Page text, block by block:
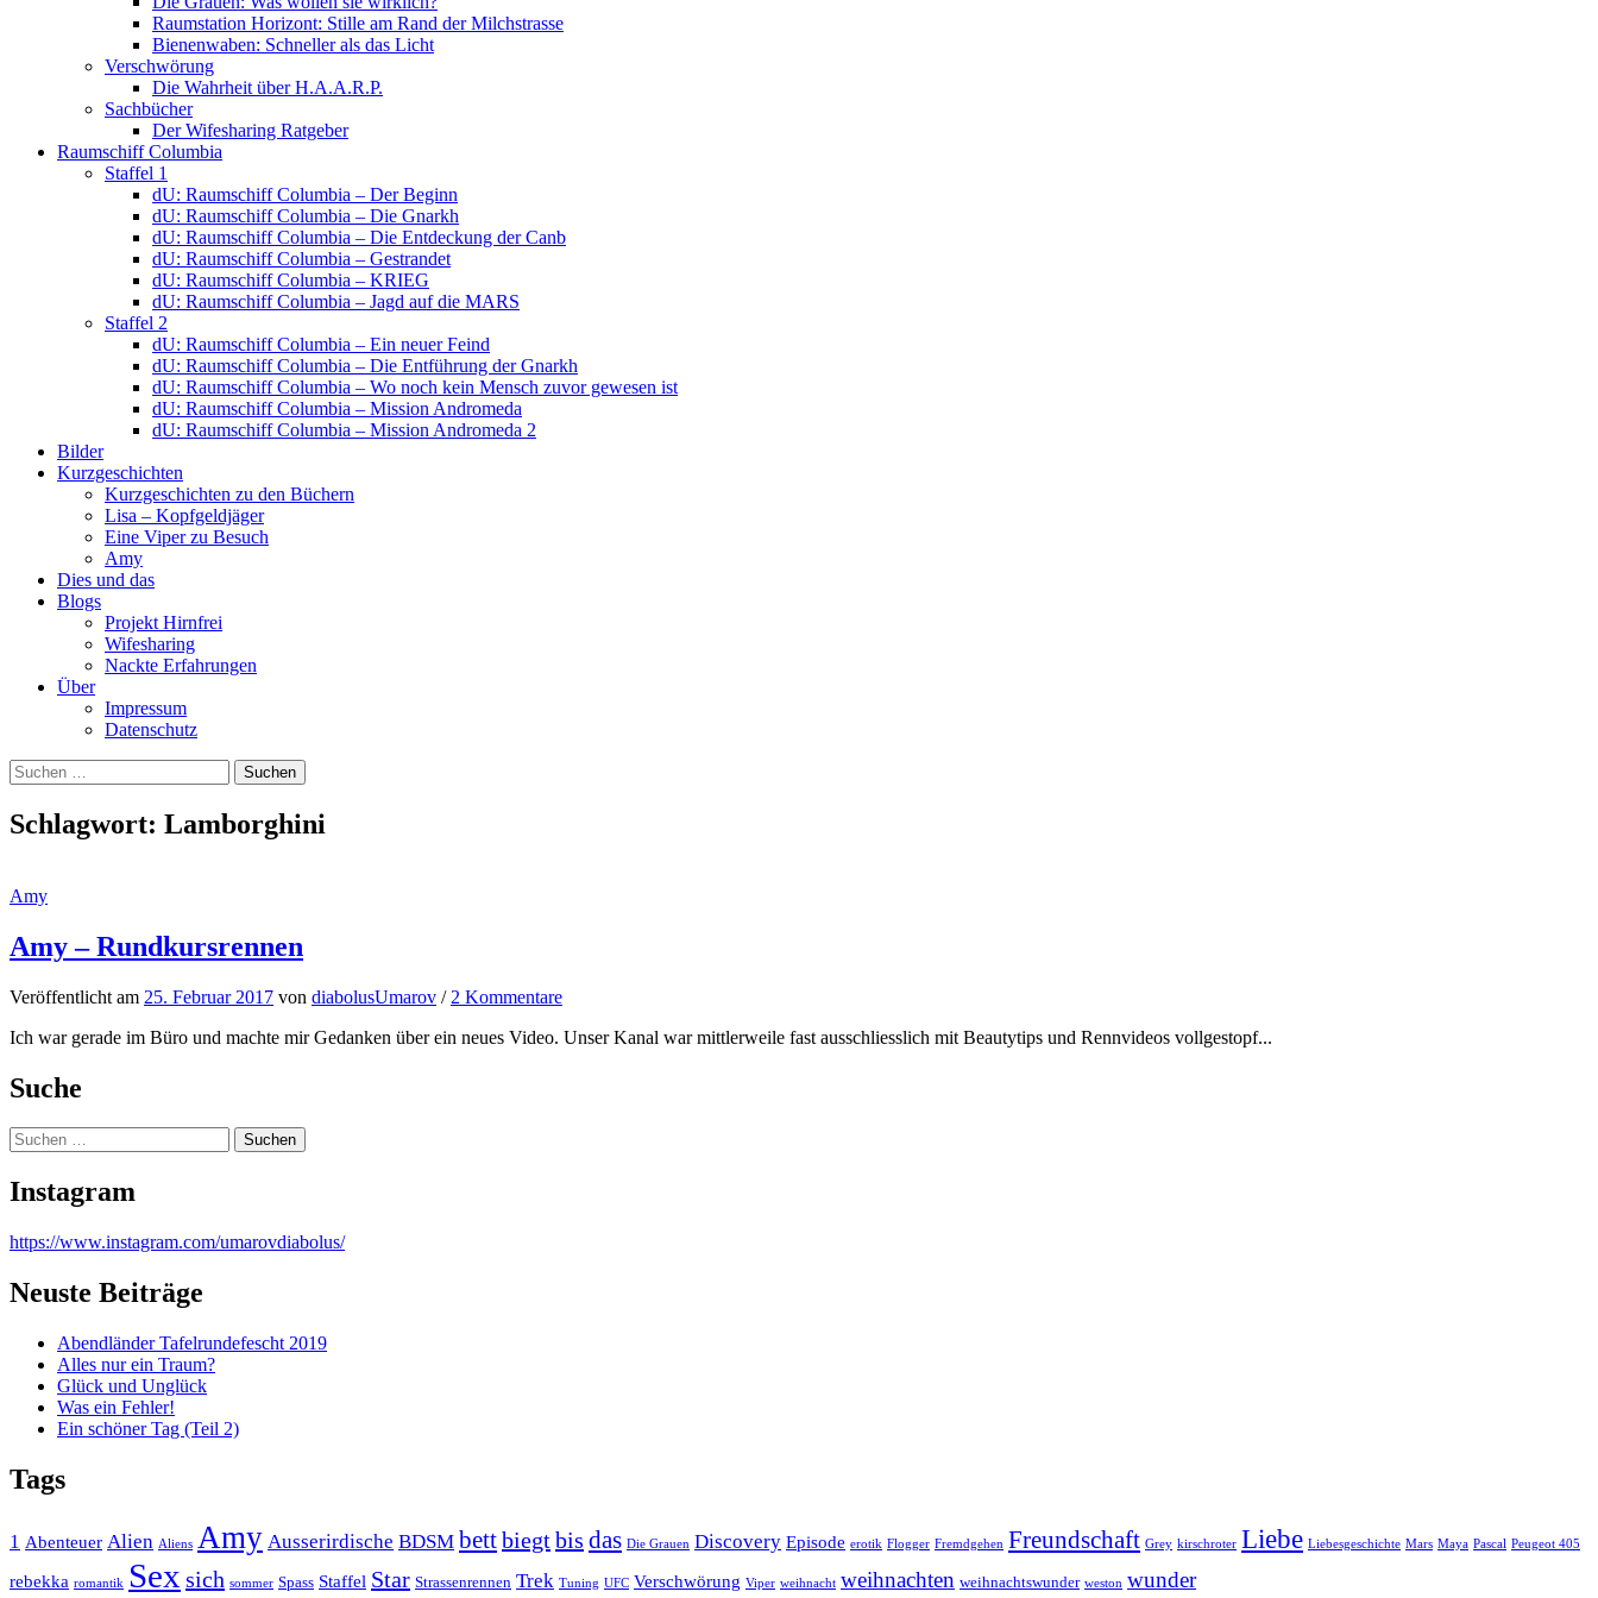
Raumstation Horizont: Stille am Rand der Milchstrasse
Bienenwaben: Schneller als das Licht
Verschwörung
Die Wahrheit über H.A.A.R.P.
Sachbücher
Der Wifesharing Ratgeber
Raumschiff Columbia
Staffel 1
dU: Raumschiff Columbia – Der Beginn
dU: Raumschiff Columbia – Die Gnarkh
dU: Raumschiff Columbia – Die Entdeckung der Canb
dU: Raumschiff Columbia – Gestrandet
dU: Raumschiff Columbia – KRIEG
dU: Raumschiff Columbia – Jagd auf die MARS
Staffel 2
dU: Raumschiff Columbia – Ein neuer Feind
dU: Raumschiff Columbia – Die Entführung der Gnarkh
dU: Raumschiff Columbia – Wo noch kein Mensch zuvor gewesen ist
dU: Raumschiff Columbia – Mission Andromeda
dU: Raumschiff Columbia – Mission Andromeda 2
Bilder
Kurzgeschichten
Kurzgeschichten zu den Büchern
Lisa – Kopfgeldjäger
Eine Viper zu Besuch
Amy
Dies und das
Blogs
Projekt Hirnfrei
Wifesharing
Nackte Erfahrungen
Über
Impressum
Datenschutz
Suchen
nach:
Schlagwort: Lamborghini
Amy
Amy – Rundkursrennen
Veröffentlicht am 25. Februar 2017 von diabolusUmarov / 2 Kommentare
Ich war gerade im Büro und machte mir Gedanken über ein neues Video. Unser Kanal war mittlerweile fast ausschliesslich mit Beautytips und Rennvideos vollgestopf...
Suche
Suchen
nach:
Instagram
https://www.instagram.com/umarovdiabolus/
Neuste Beiträge
Abendländer Tafelrundefescht 2019
Alles nur ein Traum?
Glück und Unglück
Was ein Fehler!
Ein schöner Tag (Teil 2)
Tags
1 Abenteuer Alien Aliens Amy Ausserirdische BDSM bettbiegtbis das Die Grauen Discovery Episode erotik Flogger Fremdgehen Freundschaft Grey kirschroter Liebe Liebesgeschichte Mars Maya Pascal Peugeot 405
rebekka romantik Sex sich sommer Spass Staffel Star Strassenrennen Trek Tuning UFC Verschwörung Viper weihnacht weihnachten weihnachtswunder weston wunder